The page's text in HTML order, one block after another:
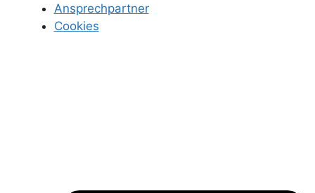
Ansprechpartner
Cookies